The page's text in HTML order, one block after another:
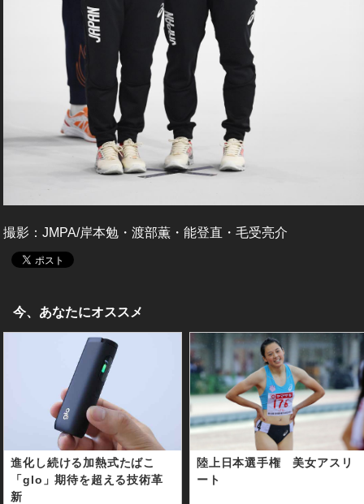
撮影：JMPA/岸本勉・渡部薫・能登直・毛受亮介
今、あなたにオススメ
進化し続ける加熱式たばこ
「glo」期待を超える技術革
新
陸上日本選手権 美女アスリ
ート